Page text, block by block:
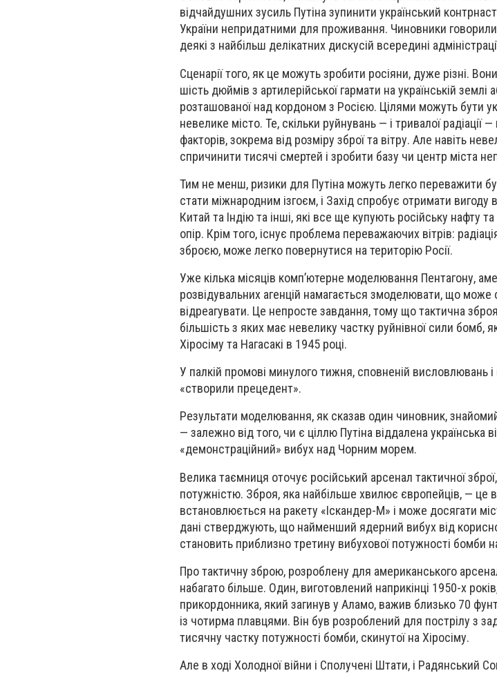
відчайдушних зусиль Путіна зупинити український
України непридатними для проживання. Чиновники
деякі з найбільш делікатних дискусій всередині
Сценарії того, як це можуть зробити росіяни, дуже різні.
шість дюймів з артилерійської гармати на українській землі
розташованої над кордоном з Росією. Цілями можуть бути
невелике місто. Те, скільки руйнувань — і тривалої радіації
факторів, зокрема від розміру зброї та вітру. Але навіть
спричинити тисячі смертей і зробити базу чи центр міста
Тим не менш, ризики для Путіна можуть легко переважити
стати міжнародним ізгоєм, і Захід спробує отримати
Китай та Індію та інші, які все ще купують російську нафту
опір. Крім того, існує проблема переважаючих вітрів:
зброєю, може легко повернутися на територію Росії.
Уже кілька місяців комп’ютерне моделювання Пентагону,
розвідувальних агенцій намагається змоделювати, що
відреагувати. Це непросте завдання, тому що тактична зброя
більшість з яких має невелику частку руйнівної сили бомб,
Хіросіму та Нагасакі в 1945 році.
У палкій промові минулого тижня, сповненій висловлювань і
«створили прецедент».
Результати моделювання, як сказав один чиновник,
— залежно від того, чи є ціллю Путіна віддалена українська
«демонстраційний» вибух над Чорним морем.
Велика таємниця оточує російський арсенал тактичної
потужністю. Зброя, яка найбільше хвилює європейців, — це
встановлюється на ракету «Іскандер-М» і може досягати
дані стверджують, що найменший ядерний вибух від
становить приблизно третину вибухової потужності бомби
Про тактичну зброю, розроблену для американського
набагато більше. Один, виготовлений наприкінці 1950-х
прикордонника, який загинув у Аламо, важив близько 70
із чотирма плавцями. Він був розроблений для пострілу з
тисячну частку потужності бомби, скинутої на Хіросіму.
Але в ході Холодної війни і Сполучені Штати, і Радянський